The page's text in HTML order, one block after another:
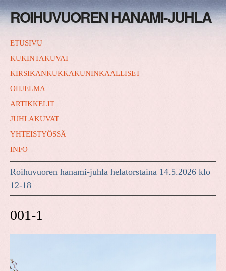
ROIHUVUOREN HANAMI-JUHLA
ETUSIVU
KUKINTAKUVAT
KIRSIKANKUKKAKUNINKAALLISET
OHJELMA
ARTIKKELIT
JUHLAKUVAT
YHTEISTYÖSSÄ
INFO
Roihuvuoren hanami-juhla helatorstaina 14.5.2026 klo
12-18
001-1